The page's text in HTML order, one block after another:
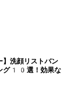
】洗顔リストバン
グ10選！効果な